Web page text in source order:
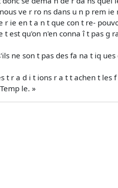
ve r ro ns dans u n p rem
r ie en t a n t que con t re-
t est qu'on n'en conna î t pas g
ne son t pas des fa na t iq
t r a d i t ions r a t t achen t les
le. »